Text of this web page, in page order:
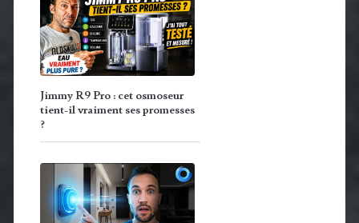
Jimmy R9 Pro : cet osmoseur
tient-il vraiment ses promesses
?